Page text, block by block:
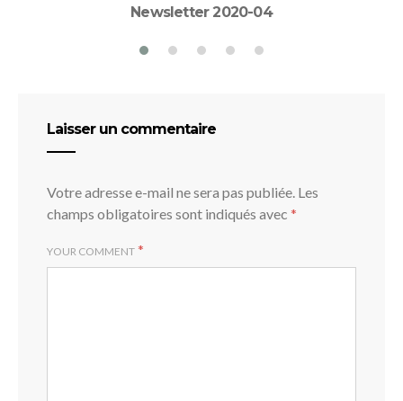
Newsletter 2020-04
Laisser un commentaire
Votre adresse e-mail ne sera pas publiée. Les
champs obligatoires sont indiqués avec *
YOUR COMMENT *